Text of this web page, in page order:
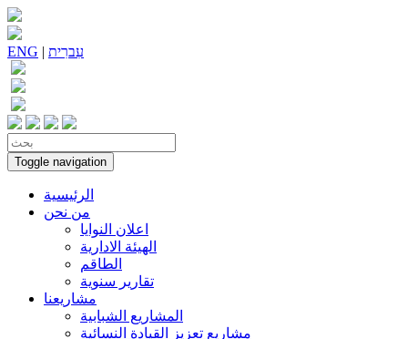
ENG | עִברִית
Toggle navigation
الرئيسية
من نحن
اعلان النوايا
الهيئة الادارية
الطاقم
تقارير سنوية
مشاريعنا
المشاريع الشبابية
مشاريع تعزيز القيادة النسائية